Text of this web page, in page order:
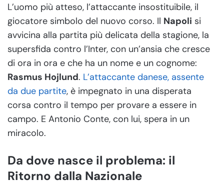
L’uomo più atteso, l’attaccante insostituibile, il
giocatore simbolo del nuovo corso. Il Napoli si
avvicina alla partita più delicata della stagione, la
supersfida contro l’Inter, con un’ansia che cresce
di ora in ora e che ha un nome e un cognome:
Rasmus Hojlund. L’attaccante danese, assente
da due partite, è impegnato in una disperata
corsa contro il tempo per provare a essere in
campo. E Antonio Conte, con lui, spera in un
miracolo.
Da dove nasce il problema: il
Ritorno dalla Nazionale